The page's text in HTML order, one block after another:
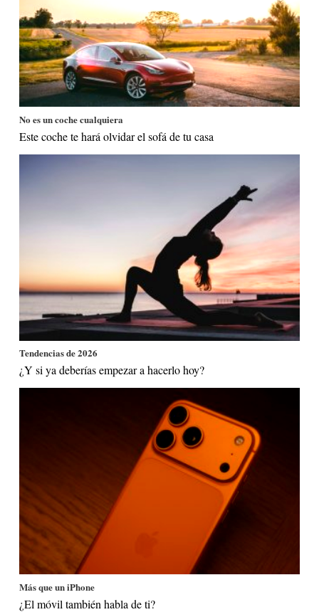
No es un coche cualquiera
Este coche te hará olvidar el sofá de tu casa
Tendencias de 2026
¿Y si ya deberías empezar a hacerlo hoy?
Más que un iPhone
¿El móvil también habla de ti?